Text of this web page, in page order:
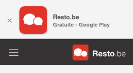
× Resto.be
Gratuite - Google Play